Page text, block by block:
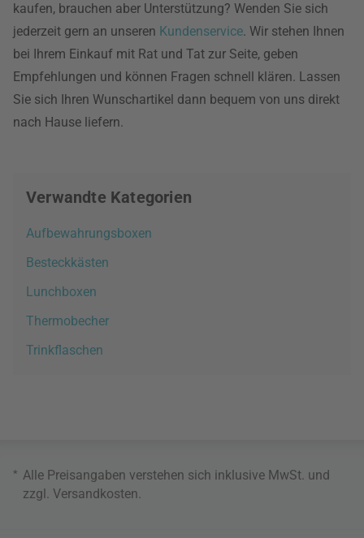
kaufen, brauchen aber Unterstützung? Wenden Sie sich
jederzeit gern an unseren Kundenservice. Wir stehen Ihnen
bei Ihrem Einkauf mit Rat und Tat zur Seite, geben
Empfehlungen und können Fragen schnell klären. Lassen
Sie sich Ihren Wunschartikel dann bequem von uns direkt
nach Hause liefern.
Verwandte Kategorien
Aufbewahrungsboxen
Besteckkästen
Lunchboxen
Thermobecher
Trinkflaschen
* Alle Preisangaben verstehen sich inklusive MwSt. und
zzgl. Versandkosten.